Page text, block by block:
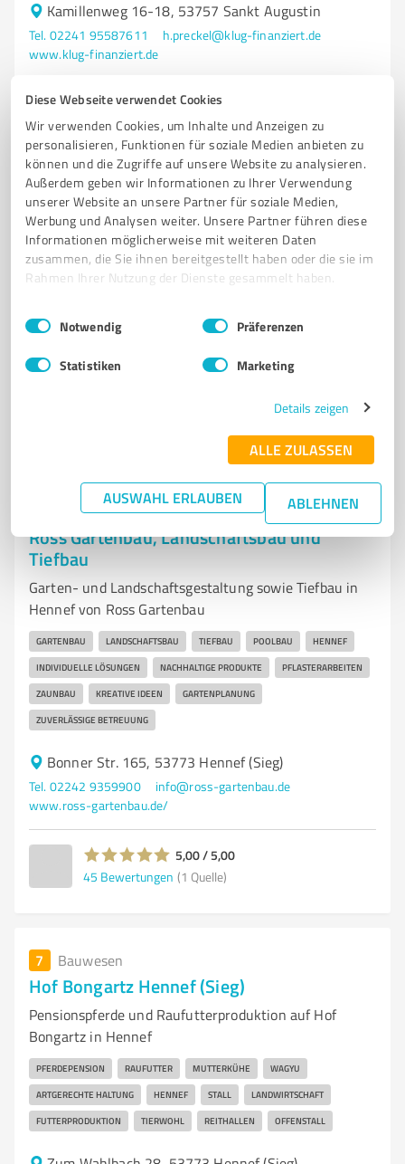
Diese Webseite verwendet Cookies
Wir verwenden Cookies, um Inhalte und Anzeigen zu
personalisieren, Funktionen für soziale Medien anbieten zu
können und die Zugriffe auf unsere Website zu analysieren.
Außerdem geben wir Informationen zu Ihrer Verwendung
unserer Website an unsere Partner für soziale Medien,
Werbung und Analysen weiter. Unsere Partner führen diese
Informationen möglicherweise mit weiteren Daten
zusammen, die Sie ihnen bereitgestellt haben oder die sie im
Rahmen Ihrer Nutzung der Dienste gesammelt haben.
Impressum Datenschutzbestimmungen
Einwilligungsauswahl
Notwendig Präferenzen
Statistiken Marketing
Details zeigen
ALLE ZULASSEN
AUSWAHL ERLAUBEN ABLEHNEN
Kamillenweg 16-18, 53757 Sankt Augustin
Tel. 02241 95587611
h.preckel@klug-finanziert.de
www.klug-finanziert.de
4,96 / 5,00
505Bewertungen (2 Quellen)
VON KUNDEN EMPFOHLEN TOP-DIENSTLEISTER
Sie möchten auch hier gelistet werden?
Registrieren Sie sich jetzt und werden Sie ein von
Kunden empfohlener ProvenExpert!
Bauwesen
Ross Gartenbau, Landschaftsbau und
Tiefbau
Garten- und Landschaftsgestaltung sowie Tiefbau in
Hennef von Ross Gartenbau
GARTENBAU LANDSCHAFTSBAU TIEFBAU POOLBAU HENNEF
INDIVIDUELLE LÖSUNGEN NACHHALTIGE PRODUKTE PFLASTERARBEITEN
ZAUNBAU KREATIVE IDEEN GARTENPLANUNG
ZUVERLÄSSIGE BETREUUNG
Bonner Str. 165, 53773 Hennef (Sieg)
Tel. 02242 9359900
info@ross-gartenbau.de
www.ross-gartenbau.de/
5,00 / 5,00
45 Bewertungen (1 Quelle)
7 Bauwesen
Hof Bongartz Hennef (Sieg)
Pensionspferde und Raufutterproduktion auf Hof
Bongartz in Hennef
PFERDEPENSION RAUFUTTER MUTTERKÜHE WAGYU
ARTGERECHTE HALTUNG HENNEF STALL LANDWIRTSCHAFT
FUTTERPRODUKTION TIERWOHL REITHALLEN OFFENSTALL